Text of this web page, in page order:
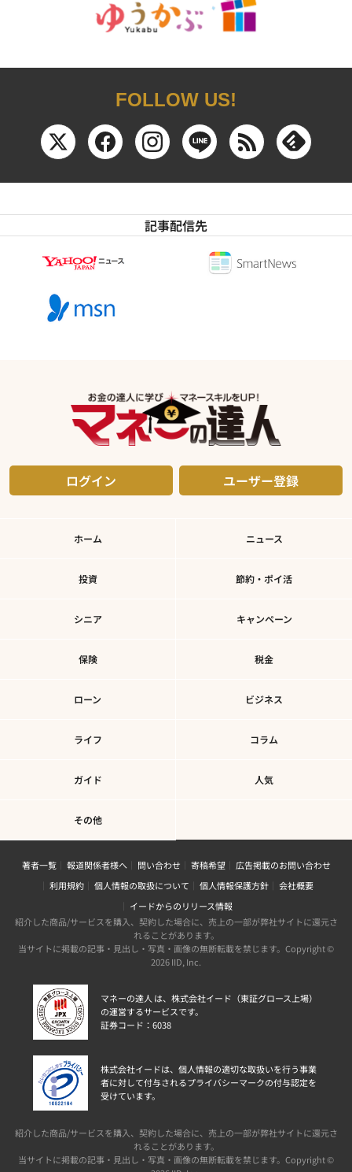
FOLLOW US!
記事配信先
ログイン ユーザー登録
ホーム ニュース
投資 節約・ポイ活
シニア キャンペーン
保険 税金
ローン ビジネス
ライフ コラム
ガイド 人気
その他
著者一覧 報道関係者様へ 問い合わせ 寄稿希望
広告掲載のお問い合わせ
利用規約
個人情報の取扱について 個人情報保護方針
会社概要
イードからのリリース情報
紹介した商品/サービスを購入、契約した場合に、売上の一部が弊社サイトに還元さ
れることがあります。
当サイトに掲載の記事・見出し・写真・画像の無断転載を禁じます。Copyright ©
2026 IID, Inc.
マネーの達人 は、株式会社イード（東証グロース上場）
の運営するサービスです。
証券コード：6038
株式会社イードは、個人情報の適切な取扱いを行う事業
者に対して付与されるプライバシーマークの付与認定を
受けています。
紹介した商品/サービスを購入、契約した場合に、売上の一部が弊社サイトに還元さ
れることがあります。
当サイトに掲載の記事・見出し・写真・画像の無断転載を禁じます。Copyright ©